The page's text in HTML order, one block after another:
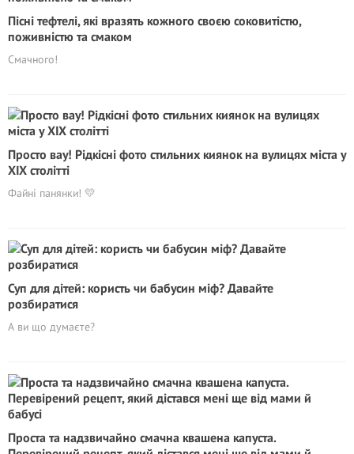
Пісні тефтелі, які вразять кожного своєю соковитістю,
поживністю та смаком
Смачного!
Просто вау! Рідкісні фото стильних киянок на вулицях міста у
ХІХ столітті
Файні панянки! 💛
Суп для дітей: користь чи бабусин міф? Давайте
розбиратися
А ви що думаєте?
Проста та надзвичайно смачна квашена капуста.